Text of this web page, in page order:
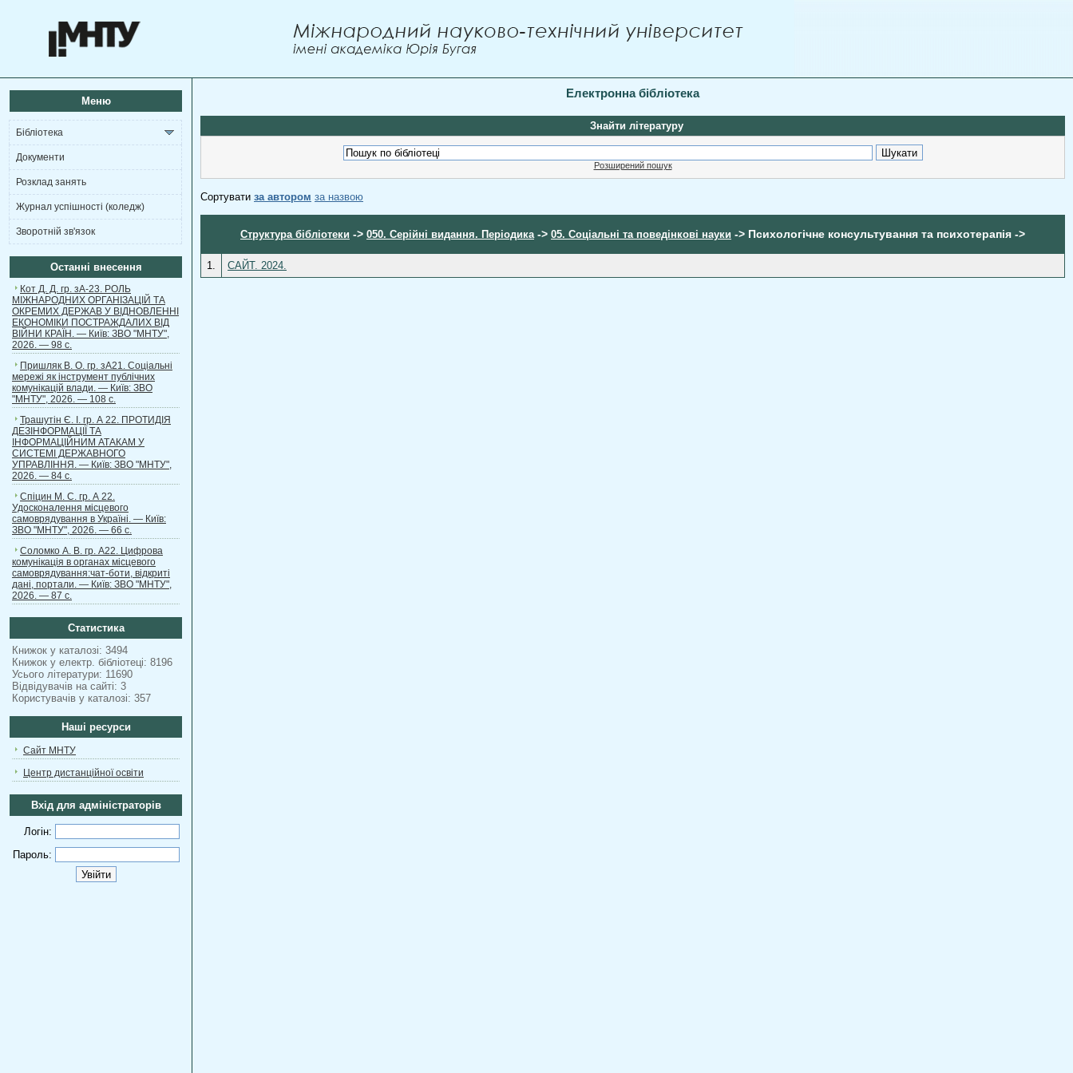
Меню
Бібліотека
Документи
Розклад занять
Журнал успішності (коледж)
Зворотній зв'язок
Останні внесення
Кот Д. Д. гр. зА-23. РОЛЬ
МІЖНАРОДНИХ ОРГАНІЗАЦІЙ ТА
ОКРЕМИХ ДЕРЖАВ У ВІДНОВЛЕННІ
ЕКОНОМІКИ ПОСТРАЖДАЛИХ ВІД
ВІЙНИ КРАЇН. — Київ: ЗВО "МНТУ",
2026. — 98 с.
Пришляк В. О. гр. зА21. Соціальні
мережі як інструмент публічних
комунікацій влади. — Київ: ЗВО
"МНТУ", 2026. — 108 с.
Трашутін Є. І. гр. А 22. ПРОТИДІЯ
ДЕЗІНФОРМАЦІЇ ТА
ІНФОРМАЦІЙНИМ АТАКАМ У
СИСТЕМІ ДЕРЖАВНОГО
УПРАВЛІННЯ. — Київ: ЗВО "МНТУ",
2026. — 84 с.
Спіцин М. С. гр. А 22.
Удосконалення місцевого
самоврядування в Україні. — Київ:
ЗВО "МНТУ", 2026. — 66 с.
Соломко А. В. гр. А22. Цифрова
комунікація в органах місцевого
самоврядування:чат-боти, відкриті
дані, портали. — Київ: ЗВО "МНТУ",
2026. — 87 с.
Статистика
Книжок у каталозі: 3494
Книжок у електр. бібліотеці: 8196
Усього літератури: 11690
Відвідувачів на сайті: 3
Користувачів у каталозі: 357
Наші ресурси
Сайт МНТУ
Центр дистанційної освіти
Вхід для адміністраторів
Логін:
Пароль:
Електронна бібліотека
Знайти літературу
Розширений пошук
Сортувати за автором за назвою
Структура бібліотеки -> 050. Серійні видання. Періодика -> 05. Соціальні та поведінкові науки -> Психологічне консультування та психотерапія ->
1. САЙТ. 2024.